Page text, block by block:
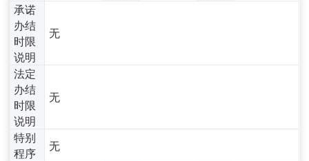
承诺
办结
时限
说明
无
法定
办结
时限
说明
无
特别
程序
无